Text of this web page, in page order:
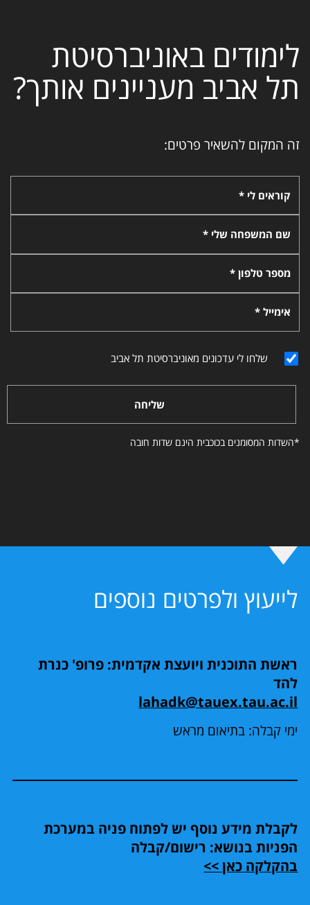
לימודים באוניברסיטת
תל אביב מעניינים אותך?
זה המקום להשאיר פרטים:
קוראים לי *
שם המשפחה שלי *
מספר טלפון *
אימייל *
שלחו לי עדכונים מאוניברסיטת תל אביב
שליחה
*השדות המסומנים בכוכבית הינם שדות חובה
לייעוץ ולפרטים נוספים
ראשת התוכנית ויועצת אקדמית: פרופ' כנרת
להד
lahadk@tauex.tau.ac.il
ימי קבלה: בתיאום מראש
לקבלת מידע נוסף יש לפתוח פניה במערכת
הפניות בנושא: רישום/קבלה
בהקלקה כאן >>